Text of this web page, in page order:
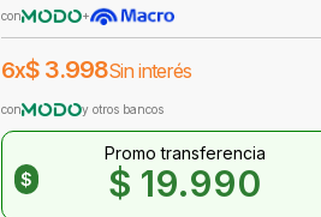
con +
6x$3.998Sin interés
con y otros bancos
$
Promo transferencia
$ 19.990